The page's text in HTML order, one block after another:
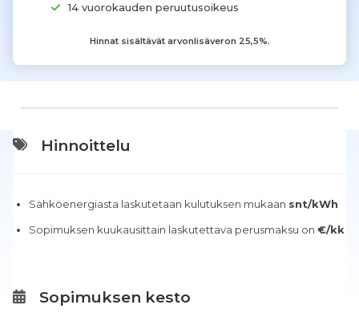
14 vuorokauden peruutusoikeus
Hinnat sisältävät arvonlisäveron 25,5%.
Hinnoittelu
Sähköenergiasta laskutetaan kulutuksen mukaan snt/kWh
Sopimuksen kuukausittain laskutettava perusmaksu on €/kk
Sopimuksen kesto